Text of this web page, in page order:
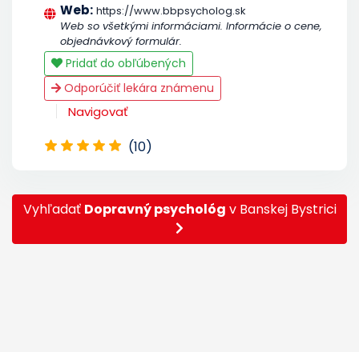
Web: https://www.bbpsycholog.sk
Web so všetkými informáciami. Informácie o cene,
objednávkový formulár.
Pridať do obľúbených
Odporúčiť lekára známenu
Navigovať
(10)
Vyhľadať Dopravný psychológ v Banskej Bystrici